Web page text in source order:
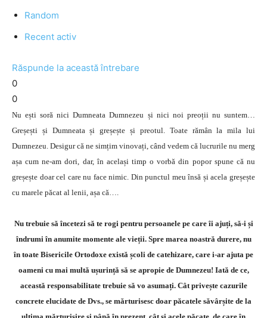
Random
Recent activ
Răspunde la această întrebare
0
0
Nu ești soră nici Dumneata Dumnezeu și nici noi preoții nu suntem…
Greșești și Dumneata și greșește și preotul. Toate rămân la mila lui
Dumnezeu. Desigur că ne simțim vinovați, când vedem că lucrurile nu merg
așa cum ne-am dori, dar, în același timp o vorbă din popor spune că nu
greșește doar cel care nu face nimic. Din punctul meu însă și acela greșește
cu marele păcat al lenii, așa că….
Nu trebuie să încetezi să te rogi pentru persoanele pe care îi ajuți, să-i și
îndrumi în anumite momente ale vieții. Spre marea noastră durere, nu
în toate Bisericile Ortodoxe există școli de catehizare, care i-ar ajuta pe
oameni cu mai multă ușurință să se apropie de Dumnezeu! Iată de ce,
această responsabilitate trebuie să vo asumați. Cât privește cazurile
concrete elucidate de Dvs., se mărturisesc doar păcatele săvârșite de la